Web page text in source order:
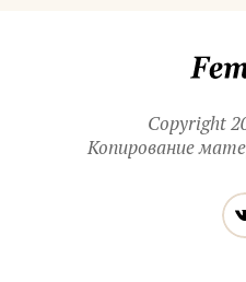
Copyright
Копирование